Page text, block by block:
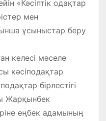
«Кәсіптік одақтар
мен
ұсыныстар беру
келесі мәселе
кәсіподақтар
бірлестігі
Жарқынбек
еңбек адамының